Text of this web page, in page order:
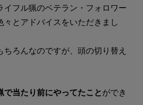
イフル猟のベテラン・フォロワー
とアドバイスをいただきまし
ちろんなのですが、頭の切り替え
で当たり前にやってたこと ができ